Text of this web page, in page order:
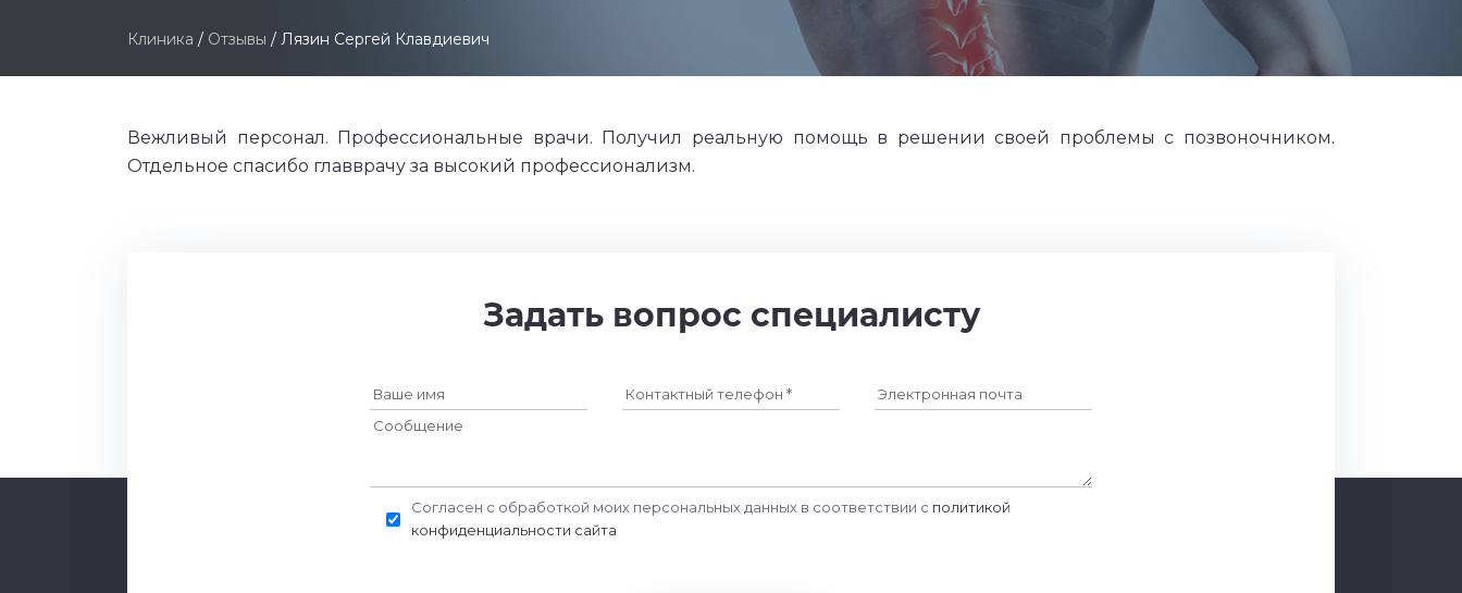
Клиника / Отзывы / Лязин Сергей Клавдиевич
Вежливый персонал. Профессиональные врачи. Получил реальную помощь в решении своей проблемы с позвоночником.
Отдельное спасибо главврачу за высокий профессионализм.
Задать вопрос специалисту
Согласен с обработкой моих персональных данных в соответствии с политикой
конфиденциальности сайта